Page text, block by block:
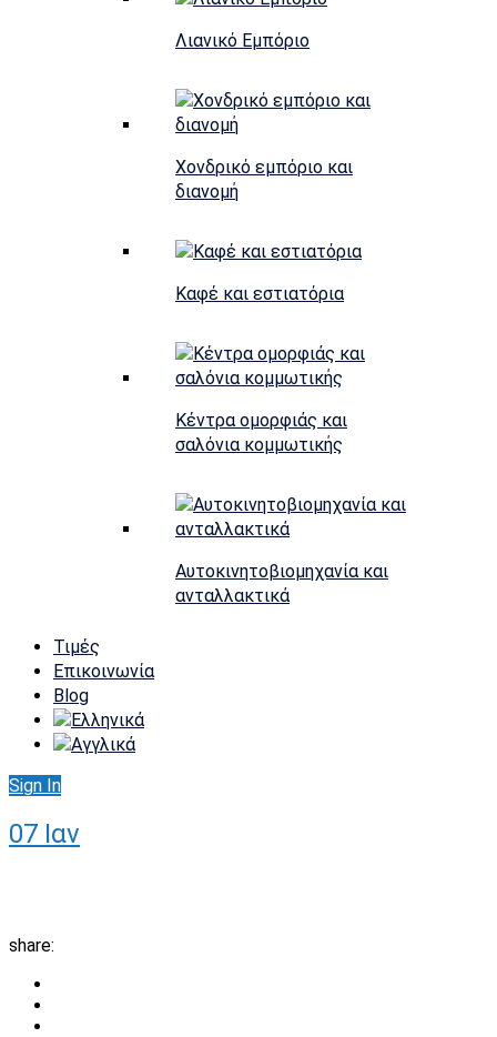
Λιανικό Εμπόριο
Χονδρικό εμπόριο και
διανομή
Καφέ και εστιατόρια
Κέντρα ομορφιάς και
σαλόνια κομμωτικής
Αυτοκινητοβιομηχανία και
ανταλλακτικά
Τιμές
Επικοινωνία
Blog
Sign In
07 Ιαν
share: